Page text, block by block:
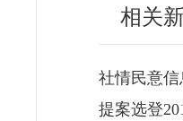
相关
社情民意信
提案选登